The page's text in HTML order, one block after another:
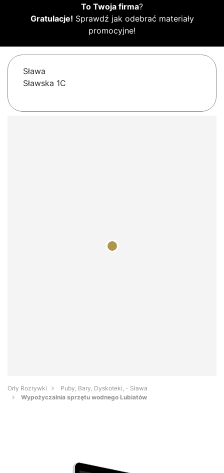
To Twoja firma?
Gratulacje! Sprawdź jak odebrać materiały
promocyjne!
Sława
Sławska 1C
Orły Rozrywki
Puby, Bary, Dyskoteki, - Sława
Wypożyczalnia sprzętu wodnego Lubiatów